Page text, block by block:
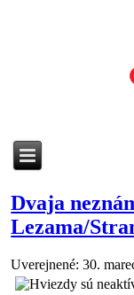
Dvaja
Lezama/
Uverejnené: 30.